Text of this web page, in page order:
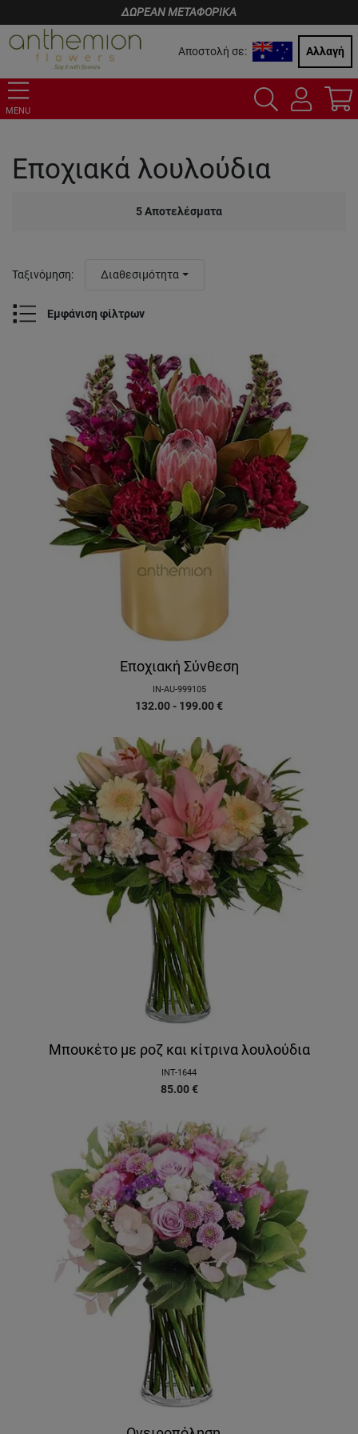
ΔΩΡΕΑΝ ΜΕΤΑΦΟΡΙΚΑ
Αποστολή σε: Αλλαγή
MENU
Εποχιακά λουλούδια
5Αποτελέσματα
Εμφάνιση φίλτρων
Ταξινόμηση: Διαθεσιμότητα
Εποχιακή Σύνθεση
IN-AU-999105
132.00 - 199.00€
Μπουκέτο με ροζ και κίτρινα λουλούδια
INT-1644
85.00 €